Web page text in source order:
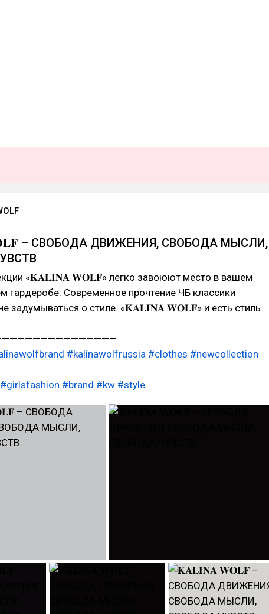
– СВОБОДА ДВИЖЕНИЯ, СВОБОДА МЫСЛИ,
«𝐊𝐀𝐋𝐈𝐍𝐀 𝐖𝐎𝐋𝐅» легко завоюют место в вашем
гардеробе. Современное прочтение ЧБ классики
задумываться о стиле. «𝐊𝐀𝐋𝐈𝐍𝐀 𝐖𝐎𝐋𝐅» и есть стиль.
#kalinawolfrussia #clothes #newcollection
#girlsfashion #brand #kw #style